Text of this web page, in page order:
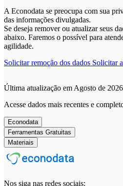
A Econodata se preocupa com sua
das informações divulgadas.
Se deseja remover ou atualizar seus
abaixo. Faremos o possível para
agilidade.
Solicitar remoção dos dados Solicitar
Última atualização em Agosto de 2026
Acesse dados mais recentes e
Econodata
Ferramentas Gratuitas
Materiais
Nos siga nas redes sociais: